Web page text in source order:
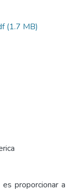
(1.7 MB)
proporcionar a